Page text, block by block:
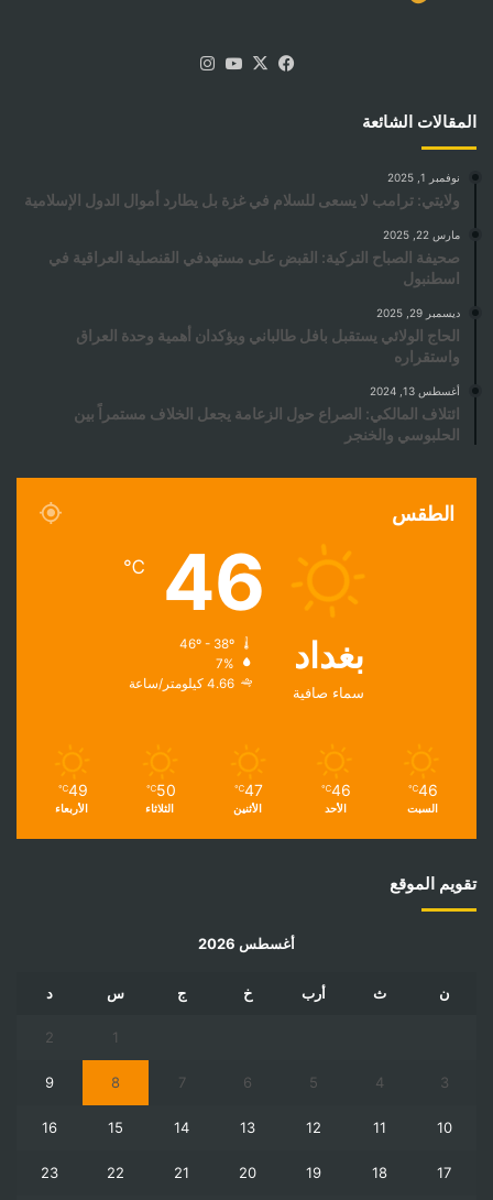
فيسبوك
‫X
‫YouTube
المقالات الشائعة
نوفمبر 1, 2025
ولايتي: ترامب لا يسعى للسلام في غزة بل يطارد أموال الدول الإسلامية
مارس 22, 2025
صحيفة الصباح التركية: القبض على مستهدفي القنصلية العراقية في
اسطنبول
ديسمبر 29, 2025
الحاج الولائي يستقبل بافل طالباني ويؤكدان أهمية وحدة العراق
واستقراره
أغسطس 13, 2024
ائتلاف المالكي: الصراع حول الزعامة يجعل الخلاف مستمراً بين
الحلبوسي والخنجر
الطقس
بغداد
سماء صافية
46
℃
7%
4.66 كيلومتر/ساعة
46
℃
السبت
46
℃
الأحد
47
℃
الأثنين
50
℃
الثلاثاء
49
℃
الأربعاء
تقويم الموقع
أغسطس 2026
ن ث أرب خ ج س د
1
2
3
4
5
6
7
8
9
10
11
12
13
14
15
16
17
18
19
20
21
22
23